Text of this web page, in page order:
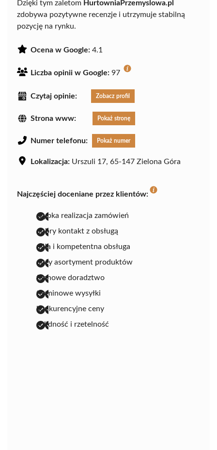
Dzięki tym zaletom HurtowniaPrzemyslowa.pl
zdobywa pozytywne recenzje i utrzymuje stabilną
pozycję na rynku.
Ocena w Google: 4.1
Liczba opinii w Google: 97
Czytaj opinie: Zobacz profil
Strona www: Pokaż stronę
Numer telefonu: Pokaż numer
Lokalizacja: Urszuli 17, 65-147 Zielona Góra
Najczęściej doceniane przez klientów:
szybka realizacja zamówień
dobry kontakt z obsługą
miła i kompetentna obsługa
duży asortyment produktów
fachowe doradztwo
terminowe wysyłki
konkurencyjne ceny
solidność i rzetelność